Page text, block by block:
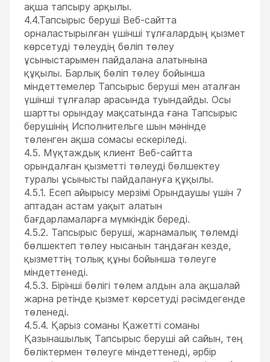
ақша тапсыру арқылы.
4.4.Тапсырыс беруші Веб-сайтта
орналастырылған үшінші тұлғалардың қызмет
көрсетуді төлеудің бөліп төлеу
ұсыныстарымен пайдалана алатынына
құқылы. Барлық бөліп төлеу бойынша
міндеттемелер Тапсырыс беруші мен аталған
үшінші тұлғалар арасында туындайды. Осы
шартты орындау мақсатында ғана Тапсырыс
берушінің Исполнительге шын мәнінде
төленген ақша сомасы ескеріледі.
4.5. Мүқтаждық клиент Веб-сайтта
орындалған қызметті төлеуді бөлшектеу
туралы ұсынысты пайдалануға құқылы.
4.5.1. Есеп айырысу мерзімі Орындаушы үшін 7
аптадан астам уақыт алатын
бағдарламаларға мүмкіндік береді.
4.5.2. Тапсырыс беруші, жарнамалық төлемді
бөлшектеп төлеу нысанын таңдаған кезде,
қызметтің толық құны бойынша төлеуге
міндеттенеді.
4.5.3. Бірінші бөлігі төлем алдын ала ақшалай
жарна ретінде қызмет көрсетуді рәсімдегенде
төленеді.
4.5.4. Қарыз соманы Қажетті соманы
Қазынашылық Тапсырыс беруші ай сайын, тең
бөліктермен төлеуге міндеттенеді, әрбір